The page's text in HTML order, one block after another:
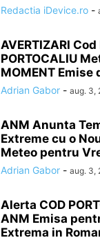
Redactia iDevice.ro -
AVERTIZARI Cod
PORTOCALIU
MOMENT Emise
Adrian Gabor - aug. 3,
ANM Anunta
Extreme cu o
Meteo pentru
Adrian Gabor - aug. 3,
Alerta COD
ANM Emisa
Extrema in